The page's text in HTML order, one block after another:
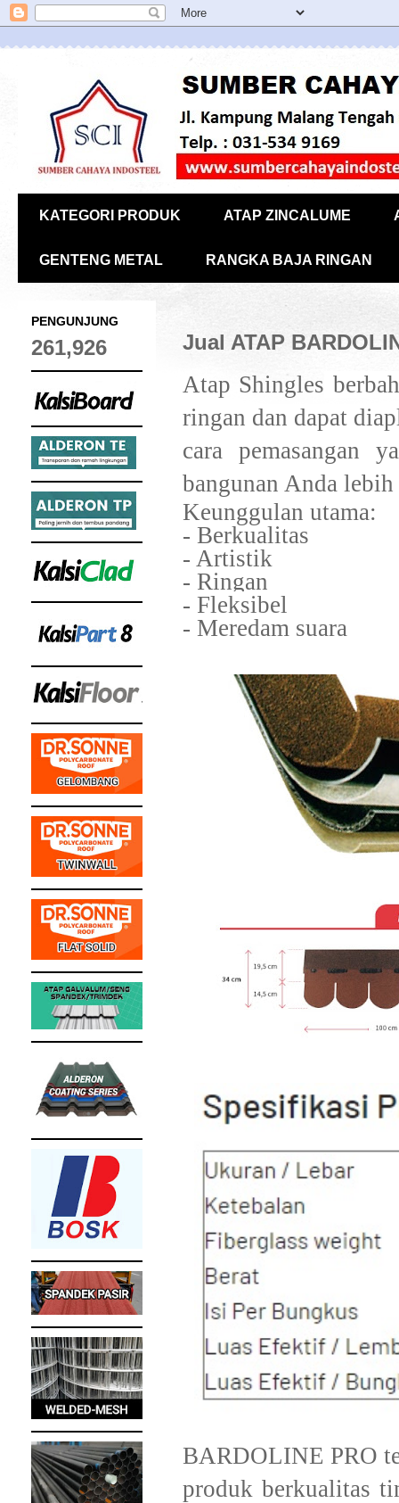
KATEGORI PRODUK ATAP ZINCALUME
GENTENG METAL RANGKA BAJA RINGAN
Jual ATAP
Atap Shingles
ringan dan dapat
cara pemasangan
bangunan Anda
Keunggulan utama:
- Berkualitas
- Artistik
- Ringan
- Fleksibel
- Meredam suara
BARDOLINE PRO
produk berkualitas
PENGUNJUNG
261,926